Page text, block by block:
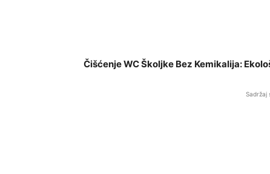
Čišćenje WC Školjke Bez Kemikalija:
Sadržaj